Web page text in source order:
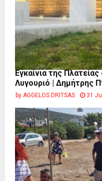
Εγκαίνια της
Λυγουριό | Δημήτρης
by AGGELOS DRITSAS 31